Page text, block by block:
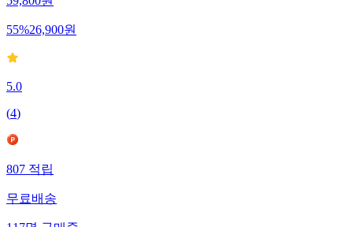
59,800원
55%26,900원
5.0
(4)
807적립
무료배송